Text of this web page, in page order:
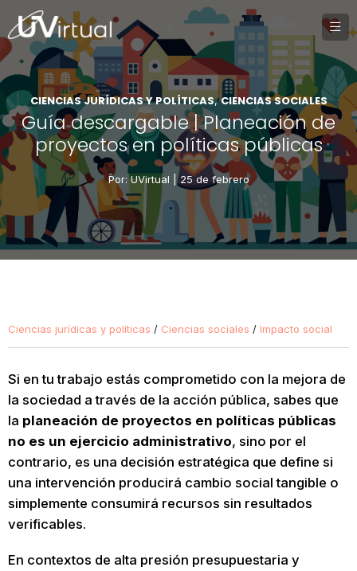
CIENCIAS JURÍDICAS Y POLÍTICAS,CIENCIAS SOCIALES
Guía descargable | Planeación de
proyectos en políticas públicas
Por: UVirtual |25 de febrero
Ciencias jurídicas y políticas / Ciencias sociales / Impacto social
Si en tu trabajo estás comprometido con la mejora de
la sociedad a través de la acción pública, sabes que
la planeación de proyectos en políticas públicas
no es un ejercicio administrativo, sino por el
contrario, es una decisión estratégica que define si
una intervención producirá cambio social tangible o
simplemente consumirá recursos sin resultados
verificables.
En contextos de alta presión presupuestaria y